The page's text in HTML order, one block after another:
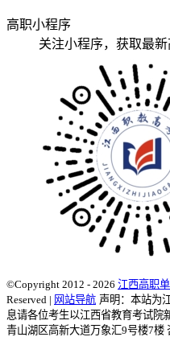
高职小程序
关注小程序，获取最新
©Copyright 2012 - 2026 江西高职
Reserved | 网站导航 声明：本站为
息请各位考生以江西省教育考试院
青山湖区高新大道万象汇9号楼7楼